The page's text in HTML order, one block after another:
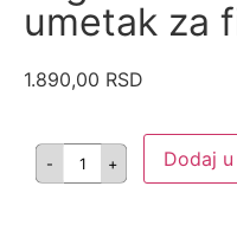
umetak za
1.890,00 RSD
Dodaj